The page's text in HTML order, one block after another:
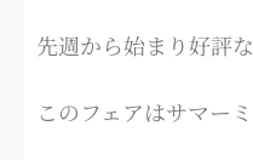
先週から始まり好評
このフェアはサマー